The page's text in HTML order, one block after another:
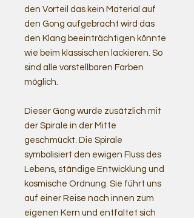
den Vorteil das kein Material auf
den Gong aufgebracht wird das
den Klang beeinträchtigen könnte
wie beim klassischen lackieren. So
sind alle vorstellbaren Farben
möglich.
Dieser Gong wurde zusätzlich mit
der Spirale in der Mitte
geschmückt. Die Spirale
symbolisiert den ewigen Fluss des
Lebens, ständige Entwicklung und
kosmische Ordnung. Sie führt uns
auf einer Reise nach innen zum
eigenen Kern und entfaltet sich